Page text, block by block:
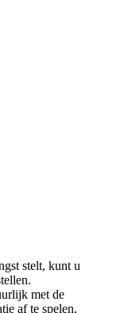
stelt, kunt u
met de
af te spelen,